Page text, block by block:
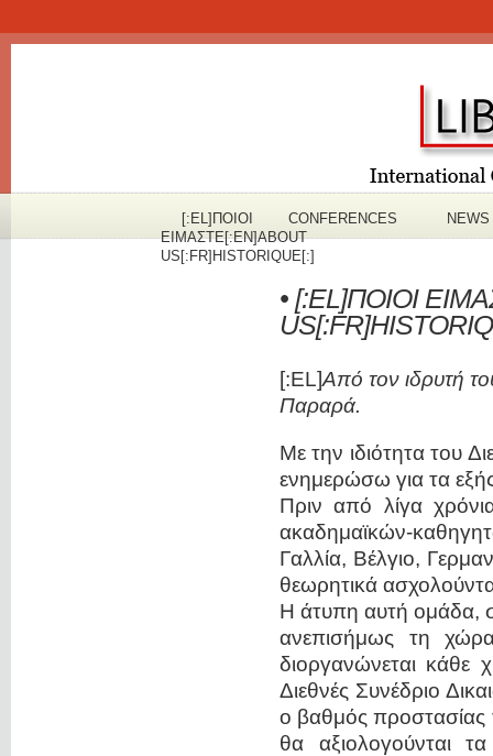
[:EL]ΠOΙΟΙ
ΕΙΜΑΣΤΕ[:EN]ABOUT
US[:FR]HISTORIQUE[:]
CONFERENCES NEWS
• [:EL]ΠOΙΟΙ
[:EL]Από τον ιδρυτή
Παραρά.
Με την ιδιότητα του
ενημερώσω για τα
Πριν από λίγα
ακαδημαϊκών-
Γαλλία, Βέλγιο,
θεωρητικά
Η άτυπη αυτή ομάδα,
ανεπισήμως τη
διοργανώνεται κάθε
Διεθνές Συνέδριο
ο βαθμός προστασίας
θα αξιολογούνται